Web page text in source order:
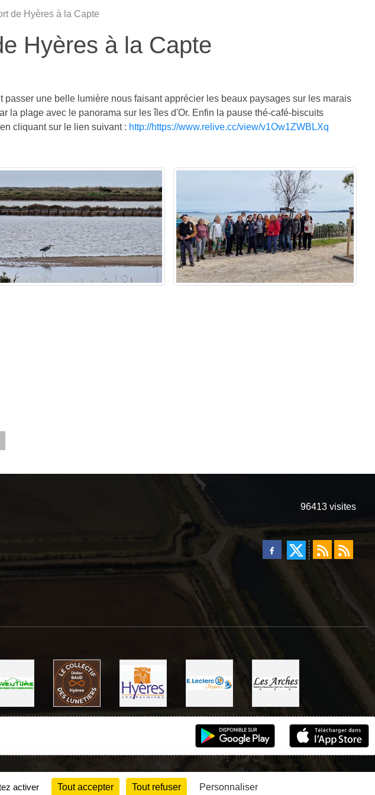
de Hyères à la Capte
Hyères à la Capte
une belle lumière nous faisant apprécier les beaux paysages sur les marais
la plage avec le panorama sur les îles d'Or. Enfin la pause thé-café-biscuits
cliquant sur le lien suivant : http://https://www.relive.cc/view/v1Ow1ZWBLXq
96413 visites
des cookies
activer Tout accepter Tout refuser Personnaliser